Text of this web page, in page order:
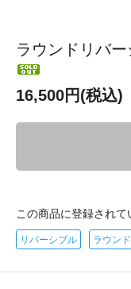
ラウンドリバ
16,500円(税込)
この商品に登録されて
リバーシブル ラウン